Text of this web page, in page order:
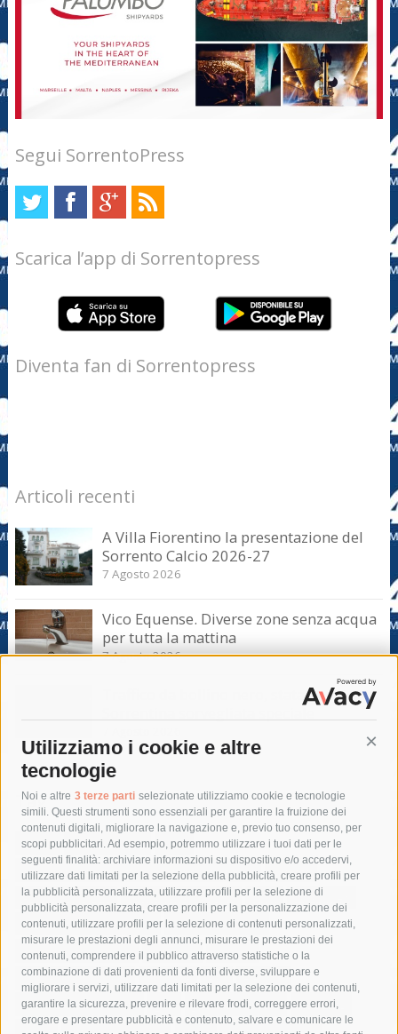
Utilizziamo i cookie e altre
tecnologie
Noi e altre 3 terze parti selezionate utilizziamo cookie e tecnologie
simili. Questi strumenti sono essenziali per garantire la fruizione dei
contenuti digitali, migliorare la navigazione e, previo tuo consenso, per
scopi pubblicitari. Ad esempio, potremmo utilizzare i tuoi dati per le
seguenti finalità: archiviare informazioni su dispositivo e/o accedervi,
utilizzare dati limitati per la selezione della pubblicità, creare profili per
la pubblicità personalizzata, utilizzare profili per la selezione di
pubblicità personalizzata, creare profili per la personalizzazione dei
contenuti, utilizzare profili per la selezione di contenuti personalizzati,
misurare le prestazioni degli annunci, misurare le prestazioni dei
contenuti, comprendere il pubblico attraverso statistiche o la
combinazione di dati provenienti da fonti diverse, sviluppare e
migliorare i servizi, utilizzare dati limitati per la selezione dei contenuti,
garantire la sicurezza, prevenire e rilevare frodi, correggere errori,
erogare e presentare pubblicità e contenuto, salvare e comunicare le
Segui SorrentoPress
Scarica l’app di Sorrentopress
Diventa fan di Sorrentopress
Articoli recenti
A Villa Fiorentino la presentazione del
Sorrento Calcio 2026-27
7 Agosto 2026
Vico Equense. Diverse zone senza acqua
per tutta la mattina
7 Agosto 2026
Traffico da bollino nero, statale
Tag
acqua allerta meteo
anas
area marina protetta di punta campanella
arresto
Asl Napoli 3 sud
capitaneria di porto capri
carabinieri
castellammare di stabia
circumvesuviana
comune di sorrento
concerto
contagi
costiera amalfitana
covid-19 eav
elezioni
fondazione sorrento
gori guardia costiera
incidente